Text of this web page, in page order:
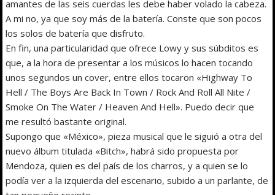
amantes de las seis cuerdas les debe haber volado la cabeza.
A mi no, ya que soy más de la batería. Conste que son pocos
los solos de batería que disfruto.
En fin, una particularidad que ofrece Lowy y sus súbditos es
que, a la hora de presentar a los músicos lo hacen tocando
unos segundos un cover, entre ellos tocaron «Highway To
Hell / The Boys Are Back In Town / Rock And Roll All Nite /
Smoke On The Water / Heaven And Hell». Puedo decir que
me resultó bastante original.
Supongo que «México», pieza musical que le siguió a otra del
nuevo álbum titulada «Bitch», habrá sido propuesta por
Mendoza, quien es del país de los charros, y a quien se lo
podía ver a la izquierda del escenario, subido a un parlante, de